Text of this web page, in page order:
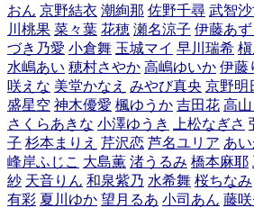
おん 京野結衣 潮絢那 佐野千尋 武智
川桃果 菜々葉 花穂 瀬名涼子 伊藤あず
づき乃愛 小倉舞 玉城マイ 早川瑞希
水嶋あい 穂村さやか 高嶋ゆいか 伊藤
咲えな 美堂かなえ みやび真央 京野明
盛星空 神木優愛 楓ゆうか 吉田花 高山
さくらあきな 小澤ゆうき 上松なぎさ
子 杉本まりえ 芹沢恋 芦名ユリア あ
峰岸ふじこ 大島薫 渚うるみ 橋本麻耶
紗 天音りん 和泉紫乃 水希舞 桜ちなみ
有彩 夏川ゆか 望月るあ 小司あん 藤